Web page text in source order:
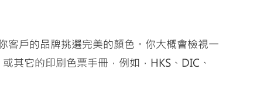
客戶的品牌挑選完美的顏色。你大概會檢視一
其它的印刷色票手冊，例如，HKS、DIC、